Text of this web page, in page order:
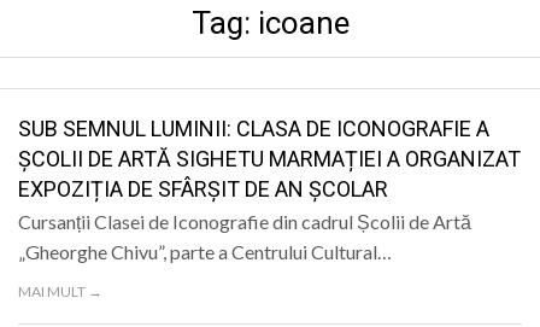
SANATATE
SPORT
SPECIAL
POLITIC
Tag: icoane
SUB SEMNUL LUMINII: CLASA DE ICONOGRAFIE A
ȘCOLII DE ARTĂ SIGHETU MARMAȚIEI A ORGANIZAT
EXPOZIȚIA DE SFÂRȘIT DE AN ȘCOLAR
Cursanții Clasei de Iconografie din cadrul Școlii de Artă
„Gheorghe Chivu”, parte a Centrului Cultural…
MAI MULT →